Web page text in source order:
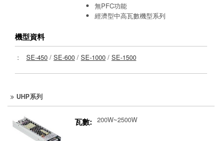
無PFC功能
經濟型中高瓦數機型系列
機型資料
： SE-450 / SE-600 / SE-1000 / SE-1500
UHP系列
瓦數: 200W~2500W